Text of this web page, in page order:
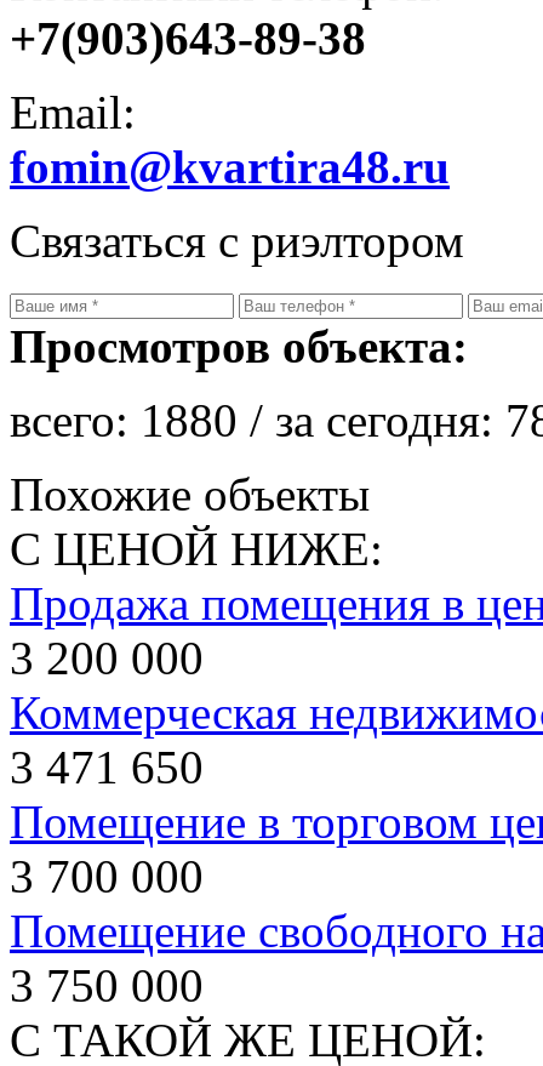
+7(903)643-89-38
Email:
fomin@kvartira48.ru
Связаться с риэлтором
Просмотров объекта:
всего: 1880 / за сегодня:
Похожие объекты
С ЦЕНОЙ НИЖЕ:
Продажа помещения в
3 200 000
Коммерческая
3 471 650
Помещение в торговом
3 700 000
Помещение свободного
3 750 000
С ТАКОЙ ЖЕ ЦЕНОЙ: